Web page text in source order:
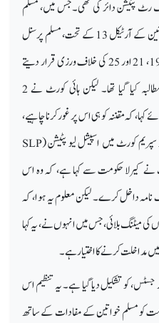
رٹ پٹیشن دائر کی تھی۔جس میں، مسلم
خواتین کی وراثت کے قانون سے متعلق آئین کے آرٹیکل 13 کے تحت، مسلم پرسنل
لاء 1937 کو، آئین کے آرٹیکل 14، 15، 19، 21 اور 25 کی خلاف ورزی قرار دیتے
ہوئے، اسے کالعدم قرار دیے جانے کا مطالبہ کیا گیا تھا۔ لیکن ہائی کورٹ نے 2
ہوئے کہا، کہ مقننہ کو ہی اس پر غور کرنا چاہیے،
کورٹ میں اسپیشل لیو پٹیشن (SLP
نے کیرلا حکومت سے کہا ہے، کہ وہ اس
داخل کرے۔ لیکن معلوم یہ ہوا، کہ
کی میٹنگ بلائی، جس میں انہوں نے، یہ کہا
مداخلت کرنے کا اختیار ہے۔
جسٹس، کو تشکیل دیا گیا ہے۔ یہ تنظیم اس
کو مسلم خواتین کے مفادات کے ساتھ